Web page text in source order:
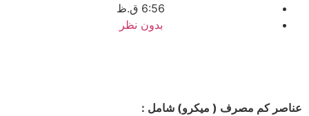
6:56 ق.ظ
بدون نظر
عناصر کم مصرف ( میکرو) شامل :